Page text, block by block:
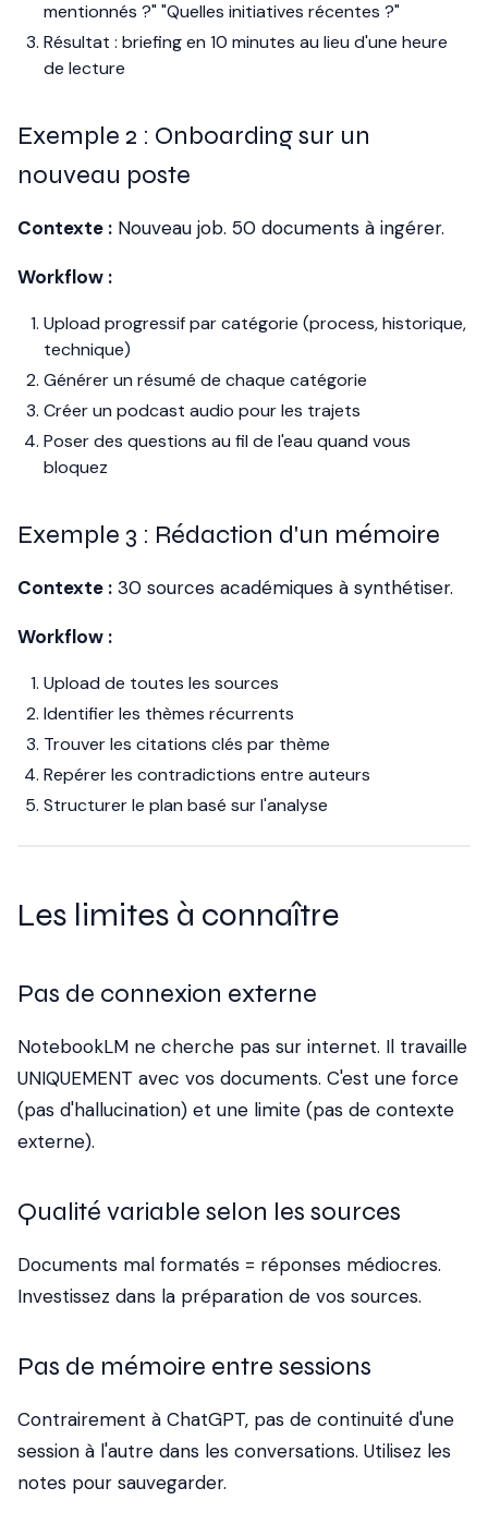
mentionnés ?" "Quelles initiatives récentes ?"
Résultat : briefing en 10 minutes au lieu d'une heure
de lecture
Exemple 2 : Onboarding sur un
nouveau poste
Contexte : Nouveau job. 50 documents à ingérer.
Workflow :
Upload progressif par catégorie (process, historique,
technique)
Générer un résumé de chaque catégorie
Créer un podcast audio pour les trajets
Poser des questions au fil de l'eau quand vous
bloquez
Exemple 3 : Rédaction d'un mémoire
Contexte : 30 sources académiques à synthétiser.
Workflow :
Upload de toutes les sources
Identifier les thèmes récurrents
Trouver les citations clés par thème
Repérer les contradictions entre auteurs
Structurer le plan basé sur l'analyse
Les limites à connaître
Pas de connexion externe
NotebookLM ne cherche pas sur internet. Il travaille
UNIQUEMENT avec vos documents. C'est une force
(pas d'hallucination) et une limite (pas de contexte
externe).
Qualité variable selon les sources
Documents mal formatés = réponses médiocres.
Investissez dans la préparation de vos sources.
Pas de mémoire entre sessions
Contrairement à ChatGPT, pas de continuité d'une
session à l'autre dans les conversations. Utilisez les
notes pour sauvegarder.